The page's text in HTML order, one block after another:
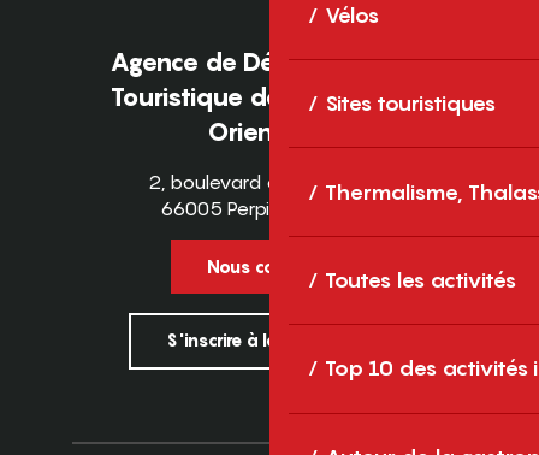
Vélos
Sites touristiques
Thermalisme,
Toutes les activités
Top 10 des activités
Agence de Développement
Touristique des Pyrénées-
Orientales
2, boulevard des Pyrénées
66005 Perpignan Cedex
Nous contacter
S'inscrire à la newsletter